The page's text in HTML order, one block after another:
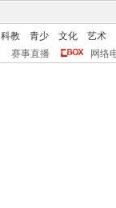
科教 青少 文化
艺术
赛事直播 网络